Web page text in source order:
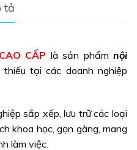
tả
CAO CẤP là sản phẩmnội
tại các doanh nghiệp
sắp xếp, lưu trữ các loại
khoa học, gọn gàng, mang
làm việc.